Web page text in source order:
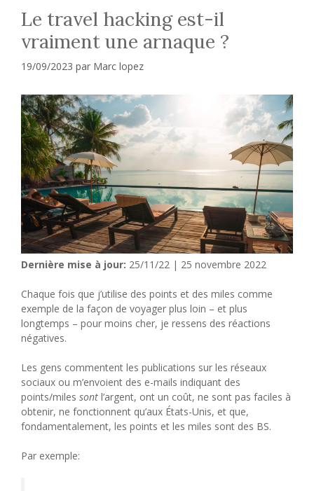
Le travel hacking est-il
vraiment une arnaque ?
19/09/2023 par Marc lopez
Dernière mise à jour: 25/11/22 | 25 novembre 2022
Chaque fois que j’utilise des points et des miles comme
exemple de la façon de voyager plus loin – et plus
longtemps – pour moins cher, je ressens des réactions
négatives.
Les gens commentent les publications sur les réseaux
sociaux ou m’envoient des e-mails indiquant des
points/miles sont l’argent, ont un coût, ne sont pas faciles à
obtenir, ne fonctionnent qu’aux États-Unis, et que,
fondamentalement, les points et les miles sont des BS.
Par exemple: